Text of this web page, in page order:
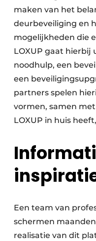
maken van het
deurbeveiliging en
mogelijkheden die
LOXUP gaat hierbij
noodhulp, een
een
partners spelen
vormen, samen
LOXUP in huis
Een team van
schermen
realisatie van dit